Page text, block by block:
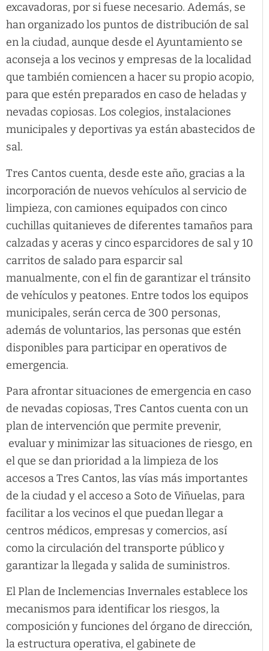
excavadoras, por si fuese necesario. Además, se
han organizado los puntos de distribución de sal
en la ciudad, aunque desde el Ayuntamiento se
aconseja a los vecinos y empresas de la localidad
que también comiencen a hacer su propio acopio,
para que estén preparados en caso de heladas y
nevadas copiosas. Los colegios, instalaciones
municipales y deportivas ya están abastecidos de
sal.
Tres Cantos cuenta, desde este año, gracias a la
incorporación de nuevos vehículos al servicio de
limpieza, con camiones equipados con cinco
cuchillas quitanieves de diferentes tamaños para
calzadas y aceras y cinco esparcidores de sal y 10
carritos de salado para esparcir sal
manualmente, con el fin de garantizar el tránsito
de vehículos y peatones. Entre todos los equipos
municipales, serán cerca de 300 personas,
además de voluntarios, las personas que estén
disponibles para participar en operativos de
emergencia.
Para afrontar situaciones de emergencia en caso
de nevadas copiosas, Tres Cantos cuenta con un
plan de intervención que permite prevenir,
evaluar y minimizar las situaciones de riesgo, en
el que se dan prioridad a la limpieza de los
accesos a Tres Cantos, las vías más importantes
de la ciudad y el acceso a Soto de Viñuelas, para
facilitar a los vecinos el que puedan llegar a
centros médicos, empresas y comercios, así
como la circulación del transporte público y
garantizar la llegada y salida de suministros.
El Plan de Inclemencias Invernales establece los
mecanismos para identificar los riesgos, la
composición y funciones del órgano de dirección,
la estructura operativa, el gabinete de